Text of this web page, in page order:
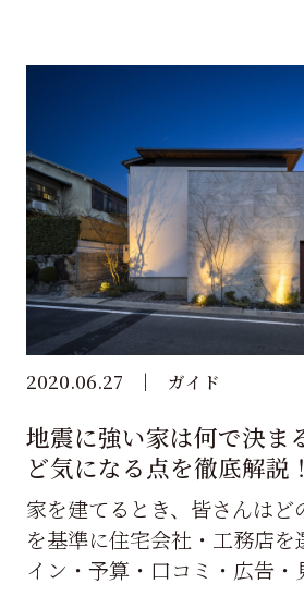
2020.06.27 ガイド
地震に強い家は何で決ま
ど気になる点を徹底解説！
家を建てるとき、皆さんはど
を基準に住宅会社・工務店
イン・予算・口コミ・広告